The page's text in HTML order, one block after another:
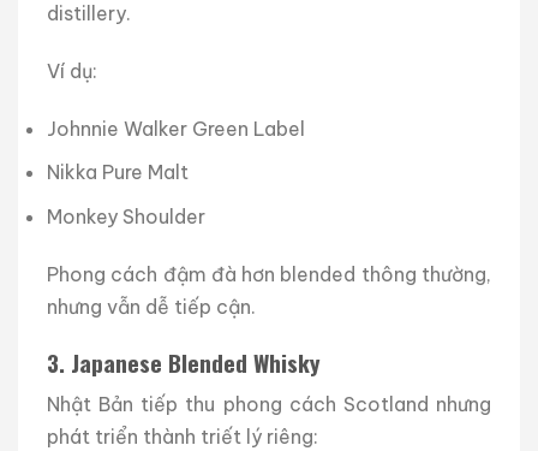
distillery.
Ví dụ:
Johnnie Walker Green Label
Nikka Pure Malt
Monkey Shoulder
Phong cách đậm đà hơn blended thông thường,
nhưng vẫn dễ tiếp cận.
3. Japanese Blended Whisky
Nhật Bản tiếp thu phong cách Scotland nhưng
phát triển thành triết lý riêng: